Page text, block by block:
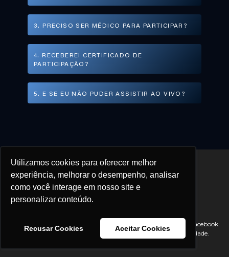
Utilizamos cookies para oferecer melhor
experiência, melhorar o desempenho, analisar
como você interage em nosso site e
personalizar conteúdo.
Recusar Cookies Aceitar Cookies
3. PRECISO SER MÉDICO PARA PARTICIPAR?
4. RECEBEREI CERTIFICADO DE
PARTICIPAÇÃO?
5. E SE EU NÃO PUDER ASSISTIR AO VIVO?
Este site não é afiliado ao Facebook ou a qualquer entidade do Facebook.
Todo conteúdo mostrado aqui é de nossa inteira responsabilidade.